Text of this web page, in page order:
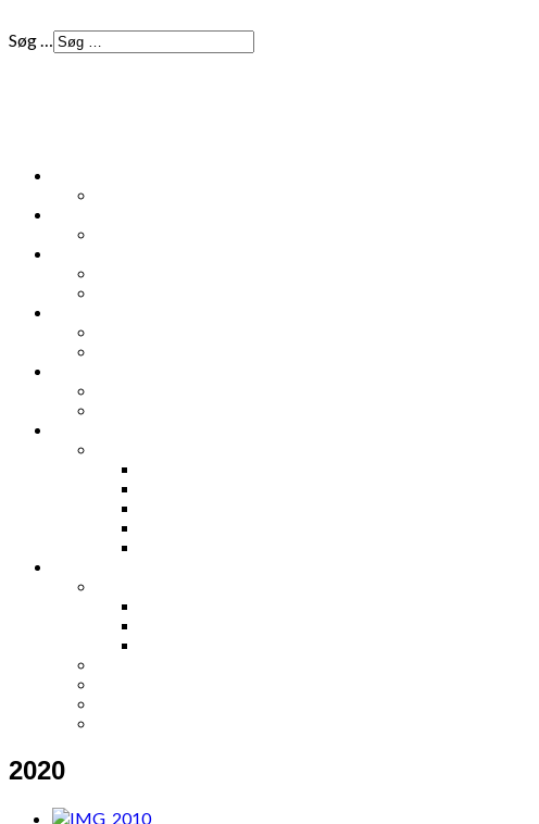
Søg …
2020